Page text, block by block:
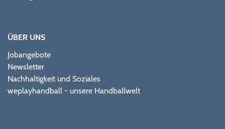
ÜBER UNS
Jobangebote
Newsletter
Nachhaltigkeit und Soziales
weplayhandball - unsere Handballwelt